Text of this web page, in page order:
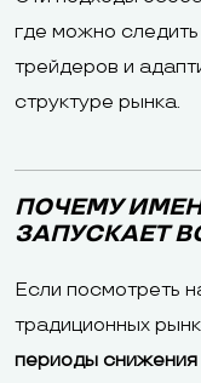
где можно
трейдеров и
структуре рынка.
ПОЧЕМУ
ЗАПУСКАЕТ
Если посмотреть
традиционных
периоды снижения